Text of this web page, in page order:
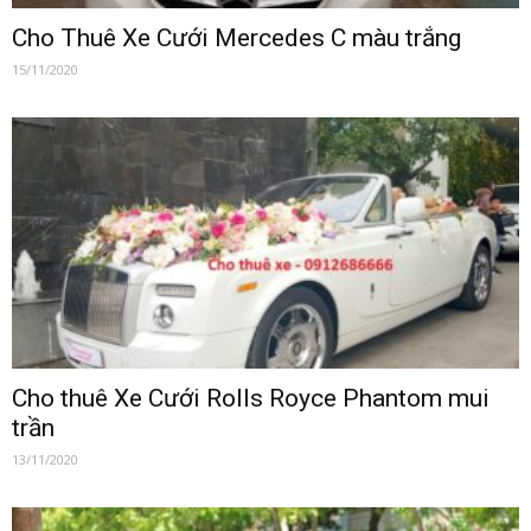
Cho Thuê Xe Cưới Mercedes C màu trắng
15/11/2020
Cho thuê Xe Cưới Rolls Royce Phantom mui
trần
13/11/2020